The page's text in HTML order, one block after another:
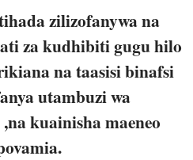
zilizofanywa na
za kudhibiti gugu hilo
na taasisi binafsi
utambuzi wa
kuainisha maeneo